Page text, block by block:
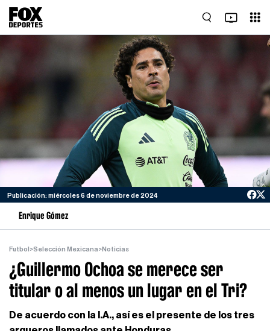
Publicación: miércoles 6 de noviembre de 2024
Enrique Gómez
Futbol >Selección Mexicana>Noticias
¿Guillermo Ochoa se merece ser
titular o al menos un lugar en el Tri?
De acuerdo con la I.A., así es el presente de los tres